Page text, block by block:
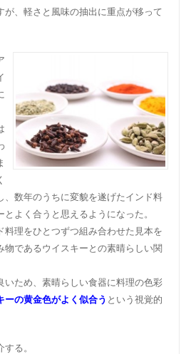
が、軽さと風味の抽出に重点が移って
、数年のうちに変貌を遂げたインド料
よく合うと思えるようになった。
料理をひとつずつ組み合わせた見本を
物であるウイスキーとの素晴らしい関
いため、素晴らしい食器に料理の色彩
ーの黄金色がよく似合う という視覚的
る。